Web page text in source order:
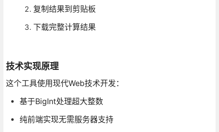
复制结果到剪贴板
下载完整计算结果
技术实现原理
这个工具使用现代Web技术开发：
基于BigInt处理超大整数
纯前端实现无需服务器支持